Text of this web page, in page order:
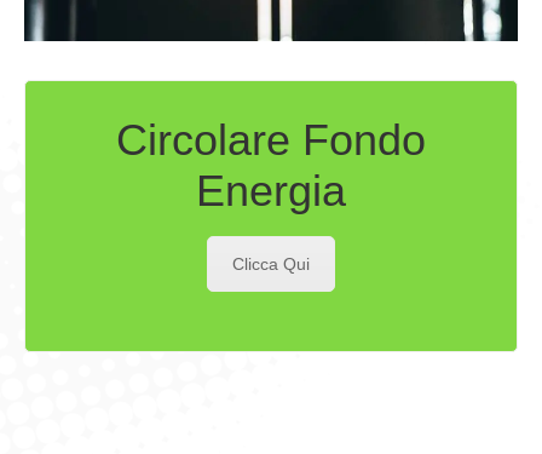
Circolare Fondo
Energia
Clicca Qui